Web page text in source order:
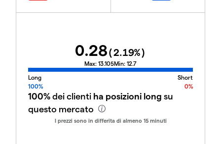
0.28(2.19%)
Max: 13.105Min: 12.7
Long
Short
100%
0%
100%dei clienti ha posizioni long su
questo mercato
I prezzi sono in differita di almeno 15 minuti